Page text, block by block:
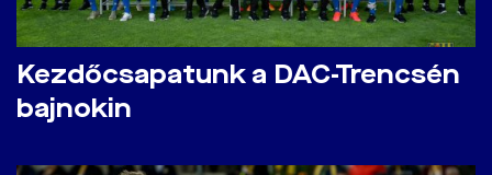
Kezdőcsapatunk a DAC-Trencsén
bajnokin